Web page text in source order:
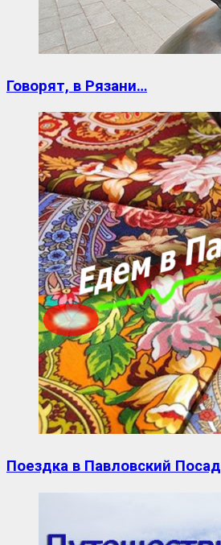
Говорят, в Рязани…
Поездка в Павловский Посад